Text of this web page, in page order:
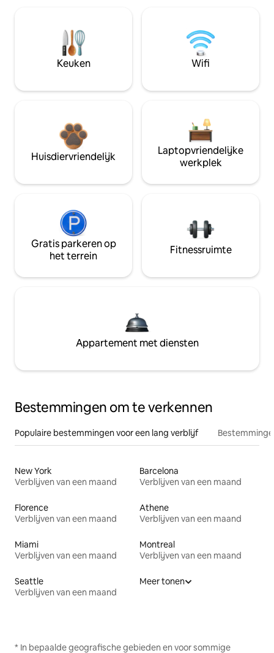
Keuken Wifi
Huisdiervriendelijk
Laptopvriendelijke
werkplek
Gratis parkeren op
het terrein
Fitnessruimte
Appartement met diensten
Bestemmingen om te verkennen
Populaire bestemmingen voor een lang verblijf
New York
Verblijven van een maand
Barcelona
Verblijven van een maand
Florence
Verblijven van een maand
Athene
Verblijven van een maand
Miami
Verblijven van een maand
Montreal
Verblijven van een maand
Seattle
Verblijven van een maand
Meer tonen
* In bepaalde geografische gebieden en voor sommige